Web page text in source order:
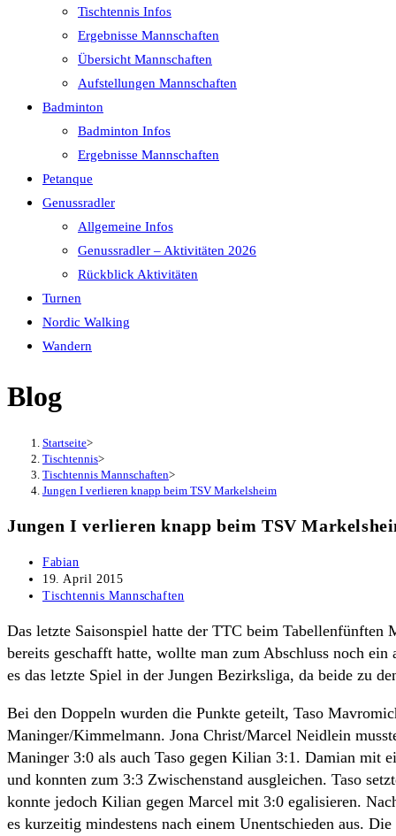
Tischtennis Infos
Ergebnisse Mannschaften
Übersicht Mannschaften
Aufstellungen Mannschaften
Badminton
Badminton Infos
Ergebnisse Mannschaften
Petanque
Genussradler
Allgemeine Infos
Genussradler – Aktivitäten 2026
Rückblick Aktivitäten
Turnen
Nordic Walking
Wandern
Blog
Startseite>
Tischtennis>
Tischtennis Mannschaften>
Jungen I verlieren knapp beim TSV Markelsheim
Jungen I verlieren knapp beim TSV
Beitrags-
Autor:
Fabian
Beitrag
veröffentlicht:
19. April 2015
Beitrags-
Tischtennis Mannschaften
Das letzte Saisonspiel hatte der TTC beim Tabellenfünften
bereits geschafft hatte, wollte man zum Abschluss noch
es das letzte Spiel in der Jungen Bezirksliga, da beide zu
Bei den Doppeln wurden die Punkte geteilt, Taso
Maninger/Kimmelmann. Jona Christ/Marcel Neidlein
Maninger 3:0 als auch Taso gegen Kilian 3:1. Damian mit
und konnten zum 3:3 Zwischenstand ausgleichen. Taso
konnte jedoch Kilian gegen Marcel mit 3:0 egalisieren.
es kurzeitig mindestens nach einem Unentschieden aus.